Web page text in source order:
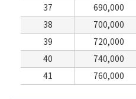
37
690,000
38
700,000
39
720,000
40
740,000
41
760,000